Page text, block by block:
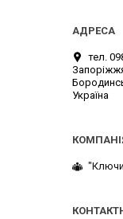
тел.
Україна